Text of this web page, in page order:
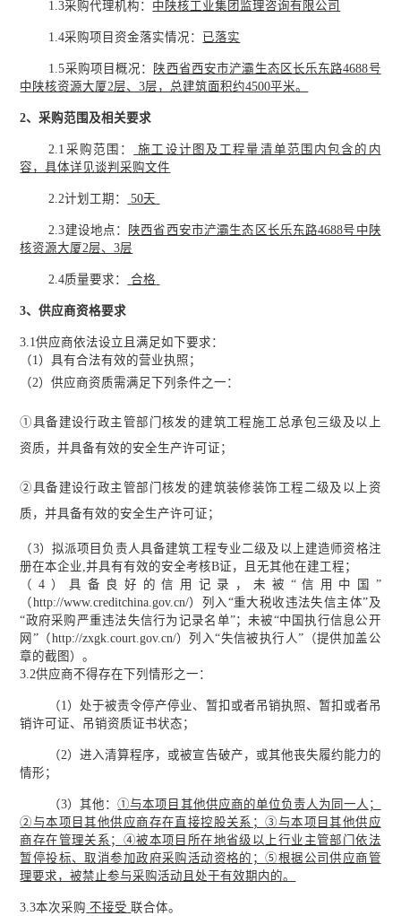
1.3采购代理机构： 中陕核工业集团监理咨询有限公司
1.4采购项目资金落实情况： 已落实
1.5采购项目概况： 陕西省西安市浐灞生态区长乐东路4688号
中陕核资源大厦2层、3层，总建筑面积约4500平米。
2、采购范围及相关要求
2.1采购范围 ：
施工设计图及工程量清单范围内包含的内
容，具体详见谈判采购文件
2.2计划工期 ： 50天
2.3建设地点 ： 陕西省西安市浐灞生态区长乐东路4688号中陕
核资源大厦2层、3层
2.4质量要求 ： 合格
3、供应商资格要求
3.1供应商依法设立且满足如下要求：
（ 1）具有合法有效的营业执照 ；
（2）供应商资质需满足下列条件之一：
①具备建设行政主管部门核发的建筑工程施工总承包三级及以上
资质，并具备有效的安全生产许可证；
②具备建设行政主管部门核发的建筑装修装饰工程二级及以上资
质，并具备有效的安全生产许可证；
（ 3） 拟派项目负责人具备建筑 工程专业二级及以上 建造师资格注
册在本企业,并具有有效的安全考核B证，且无其他在建工程 ；
（4 ）具备良好的信用记录，未被 “信用中国”
（http://www.creditchina.gov.cn/）列入“重大税收违法失信主体”及
“政府采购严重违法失信行为记录名单”；未被“中国执行信息公开
网”（http://zxgk.court.gov.cn/）列入“失信被执行人”（提供加盖公
章的截图）。
3.2供应商不得存在下列情形之一：
（1）处于被责令停产停业、暂扣或者吊销执照、暂扣或者吊
销许可证、吊销资质证书状态；
（2）进入清算程序，或被宣告破产，或其他丧失履约能力的
情形；
（3）其他：①与本项目其他供应商的单位负责人为同一人 ；
②与本项目其他供应商存在直接控股关系 ； ③与本项目其他供应
商存在管理关系 ； ④被本项目所在地省级以上行业主管部门依法
暂停投标、取消参加政府采购活动资格的 ； ⑤根据公司供应商管
理要求，被禁止参与采购活动且处于有效期内的。
3.3本次采购 不接受 联合体。